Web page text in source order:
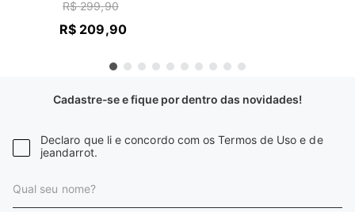
R$ 299,90
R$ 209,90
Cadastre-se e fique por dentro das novidades!
Declaro que li e concordo com os Termos de Uso e de
jeandarrot.